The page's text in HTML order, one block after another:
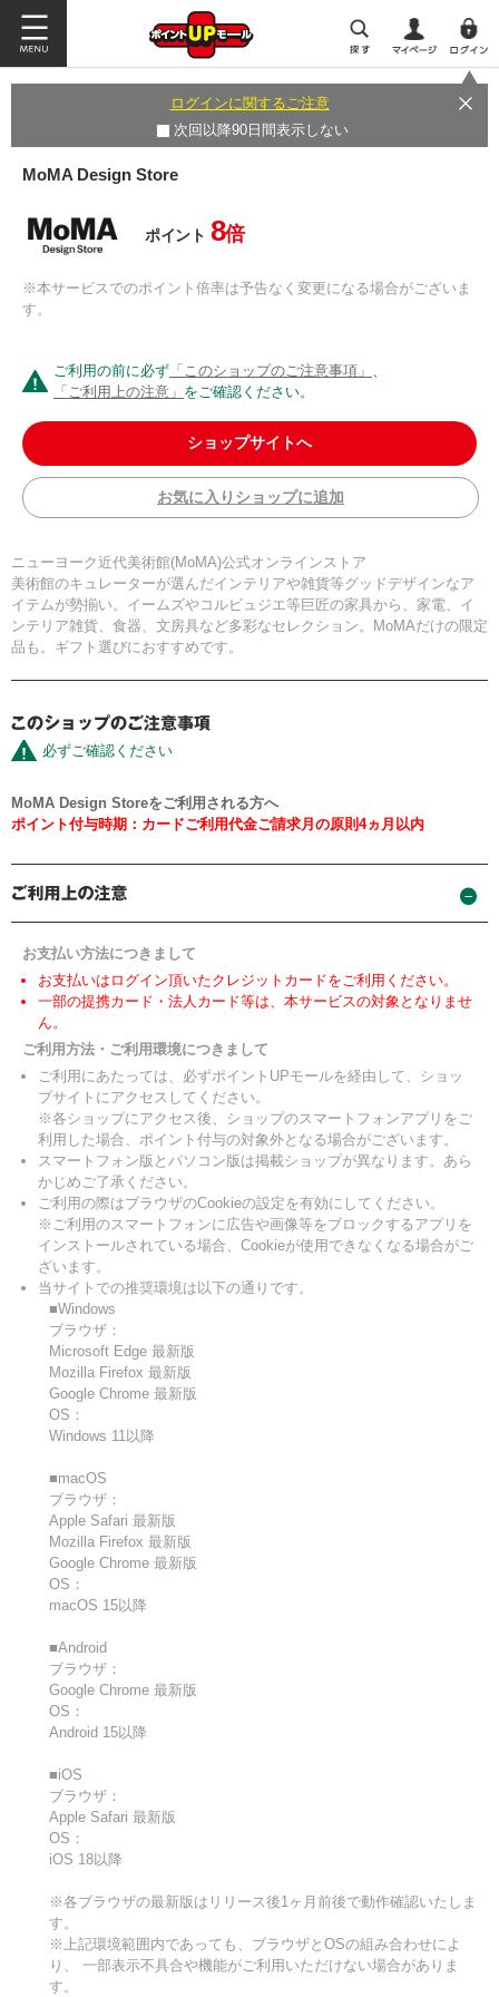
ログインに関するご注意
次回以降90日間表示しない
MoMA Design Store
ポイント 8倍
※本サービスでのポイント倍率は予告なく変更になる場合がございま
す。
ご利用の前に必ず 「このショップのご注意事項」 、
「ご利用上の注意」 をご確認ください。
ショップサイトへ
お気に入りショップに追加
ニューヨーク近代美術館(MoMA)公式オンラインストア
美術館のキュレーターが選んだインテリアや雑貨等グッドデザインなア
イテムが勢揃い。イームズやコルビュジエ等巨匠の家具から、家電、イ
ンテリア雑貨、食器、文房具など多彩なセレクション。MoMAだけの限定
品も。ギフト選びにおすすめです。
必ずご確認ください
MoMA Design Storeをご利用される方へ
ポイント付与時期：カードご利用代金ご請求月の原則4ヵ月以内
お支払い方法につきまして
お支払いはログイン頂いたクレジットカードをご利用ください。
一部の提携カード・法人カード等は、本サービスの対象となりませ
ん。
ご利用方法・ご利用環境につきまして
ご利用にあたっては、必ずポイントUPモールを経由して、ショッ
プサイトにアクセスしてください。
※各ショップにアクセス後、ショップのスマートフォンアプリをご
利用した場合、ポイント付与の対象外となる場合がございます。
スマートフォン版とパソコン版は掲載ショップが異なります。あら
かじめご了承ください。
ご利用の際はブラウザのCookieの設定を有効にしてください。
※ご利用のスマートフォンに広告や画像等をブロックするアプリを
インストールされている場合、Cookieが使用できなくなる場合がご
ざいます。
当サイトでの推奨環境は以下の通りです。
■Windows
ブラウザ：
Microsoft Edge 最新版
Mozilla Firefox 最新版
Google Chrome 最新版
OS：
Windows 11以降
■macOS
ブラウザ：
Apple Safari 最新版
Mozilla Firefox 最新版
Google Chrome 最新版
OS：
macOS 15以降
■Android
ブラウザ：
Google Chrome 最新版
OS：
Android 15以降
■iOS
ブラウザ：
Apple Safari 最新版
OS：
iOS 18以降
※各ブラウザの最新版はリリース後1ヶ月前後で動作確認いたしま
す。
※上記環境範囲内であっても、ブラウザとOSの組み合わせによ
り、 一部表示不具合や機能がご利用いただけない場合がありま
す。